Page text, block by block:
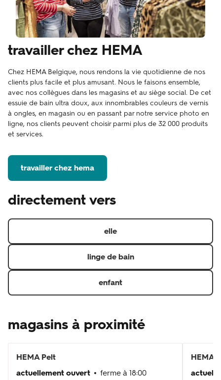
travailler chez HEMA
Chez HEMA Belgique, nous rendons la vie quotidienne de nos
clients plus facile et plus amusant. Nous le faisons ensemble,
avec nos collègues dans les magasins et au siège social. De cet
essuie de bain ultra doux, aux innombrables couleurs de vernis
à ongles, en magasin ou en passant par notre service photo en
ligne, nos clients peuvent choisir parmi plus de 32 000 produits
et services.
travailler chez hema
directement vers
elle
linge de bain
enfant
magasins à proximité
HEMA Pelt
actuellement ouvert
ferme à 18:00
HEMA